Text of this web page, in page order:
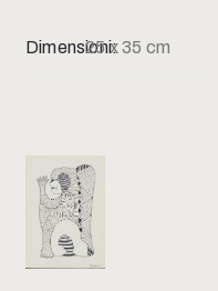
Dimensioni:25 x 35 cm